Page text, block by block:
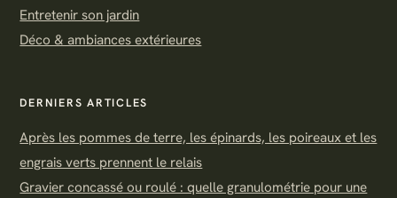
Entretenir son jardin
Déco & ambiances extérieures
DERNIERS ARTICLES
Après les pommes de terre, les épinards, les poireaux et les
engrais verts prennent le relais
Gravier concassé ou roulé : quelle granulométrie pour une